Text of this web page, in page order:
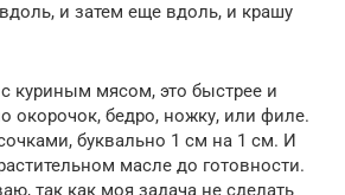
и затем еще вдоль, и крашу
куриным мясом, это быстрее и
окорочок, бедро, ножку, или филе.
буквально 1 см на 1 см. И
масле до готовности.
так как моя задача не сделать